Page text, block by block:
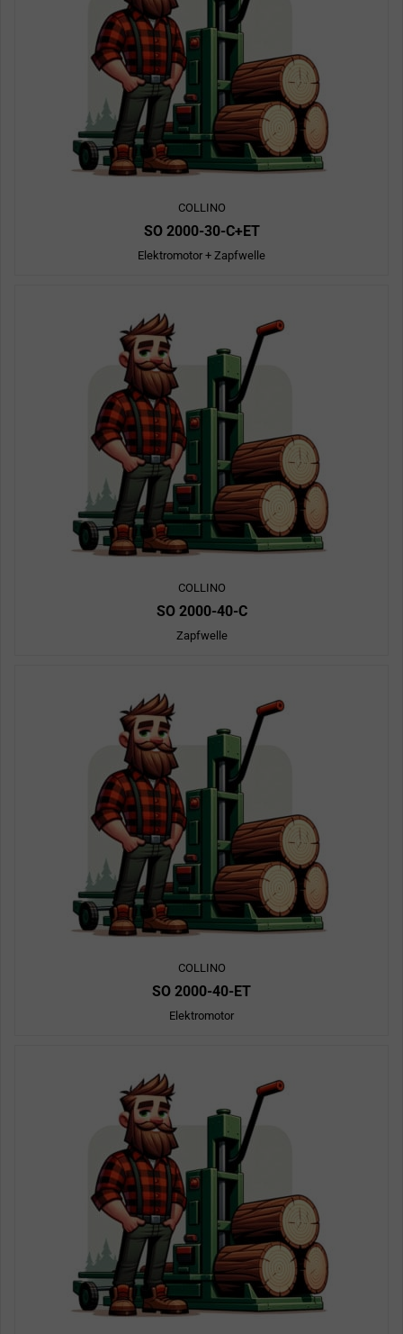
COLLINO
SO 2000-30-C+ET
Elektromotor + Zapfwelle
COLLINO
SO 2000-40-C
Zapfwelle
COLLINO
SO 2000-40-ET
Elektromotor